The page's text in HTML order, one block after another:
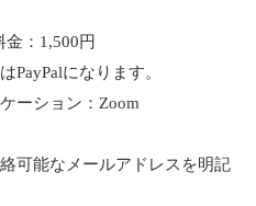
：1,500円
PayPalになります。
ーション：Zoom
可能なメールアドレスを明記